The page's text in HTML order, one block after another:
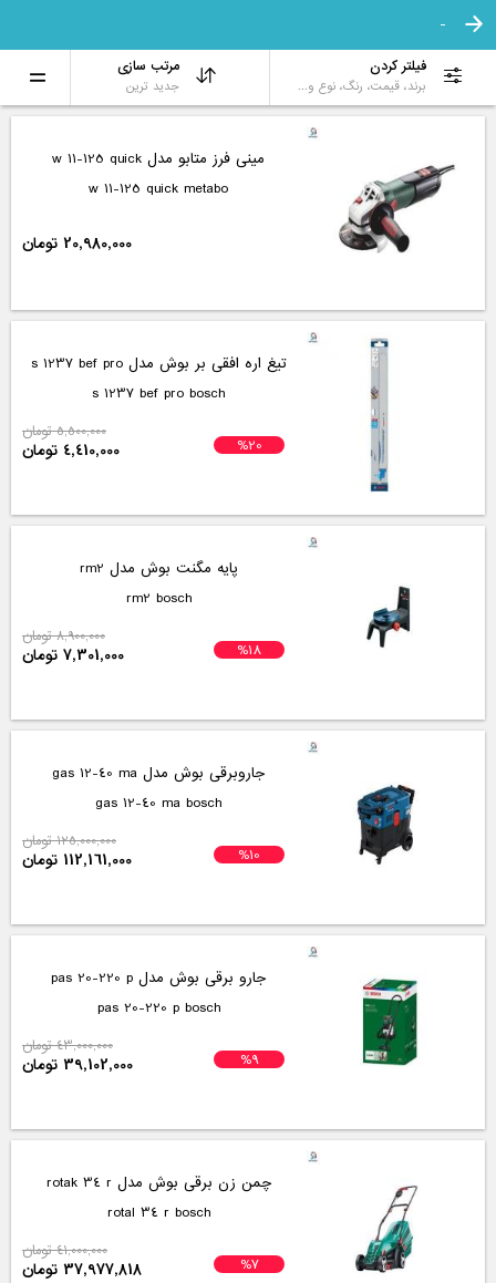
-
فیلتر کردن
برند، قیمت، رنگ، نوع و...
مرتب سازی
جدید ترین
مینی فرز متابو مدل w 11-125 quick
w 11-125 quick metabo
20,980,000 تومان
تیغ اره افقی بر بوش مدل s 1237 bef pro
s 1237 bef pro bosch
%20
5,500,000 تومان
4,410,000 تومان
پایه مگنت بوش مدل rm2
rm2 bosch
%18
8,900,000 تومان
7,301,000 تومان
جاروبرقی بوش مدل gas 12-40 ma
gas 12-40 ma bosch
%10
125,000,000 تومان
112,161,000 تومان
جارو برقی بوش مدل pas 20-220 p
pas 20-220 p bosch
%9
43,000,000 تومان
39,102,000 تومان
چمن زن برقی بوش مدل rotak 34 r
rotal 34 r bosch
%7
41,000,000 تومان
37,977,818 تومان